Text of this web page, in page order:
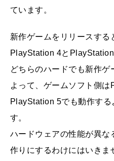
ています。
新作ゲームをリリースする
PlayStation 4とPlayStation
どちらのハードでも新作ゲ
よって、ゲームソフト側は
PlayStation 5でも動作する
す。
ハードウェアの性能が異な
作りにするわけにはいきま